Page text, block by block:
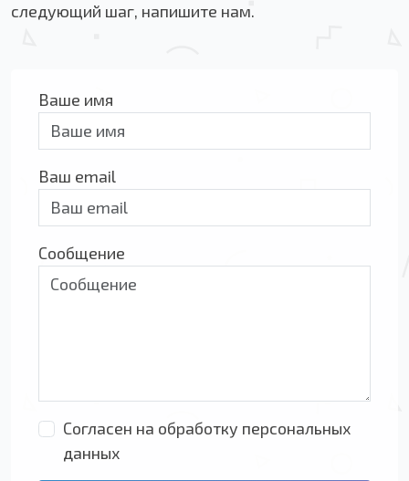
следующий шаг, напишите нам.
Ваше имя
Ваш email
Сообщение
Согласен на обработку персональных
данных